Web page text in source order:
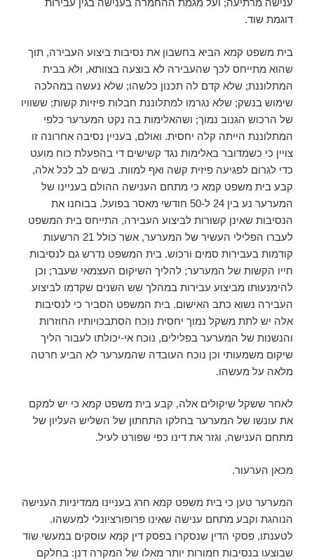
ענישה מרתיעה; ועל מגמת ההחמרה בענישה בגין עבירות
דוגמת שוד.
בית משפט קמא הביא בחשבון את נסיבות ביצוע העבירה, תוך
שהוא מתייחס לכך שהעבירה לא בוצעה בצוותא, ולא בבית
המתלוננת; שלא קדם לה תכנון כלשהו; שלא נעשה במהלכה
שימוש בנשק; שלא נגרמו למתלוננת חבלות פיזיות קשות; ששוויו
של הרכוש הגנוב נמוך; ושהאלימות בה נקט המערער כלפי
המתלוננת הייתה קלה יחסית. ואולם, בעניין נסיבה אחרונה זו
צויין כי כשמדובר באלימות נגד קשישים די בהפעלת כוח מועט
כדי לגרום לפגיעה פיזית קשה ואף למוות. בשים לב לכל אלה,
קבע בית משפט קמא כי מתחם הענישה ההולם בעניינו של
המערער נע בין 24 ל-50 חודשי מאסר בפועל. בבוחנו את
הנסיבות שאינן קשורות לביצוע העבירה, התייחס בית המשפט
לעברו הפלילי העשיר של המערער, אשר כולל 21 הרשעות
קודמות בעבירות סמים ורכוש. בית המשפט נדרש גם לנסיבות
חייו הקשות של המערער; להליך השיקום העצמאי שעבר; וכן
להימנעותו מביצוע עבירות במהלך שש השנים שקדמו לביצוע
העבירה נשוא כתב האישום. בית המשפט הסביר כי לנסיבות
אלה יש לתת משקל נמוך יחסית נוכח הסתבכויותיו החוזרות
והנשנות של המערער בפלילים, נוכח אי-יכולתו לעבור הליך
שיקום משמעותי וכן נוכח העובדה שהמערער לא הביע חרטה
מלאה על מעשהו.
לאחר ששקל שיקולים אלה, קבע בית משפט קמא כי יש למקם
את עונשו של המערער בחלקו התחתון של השליש העליון של
מתחם הענישה, וגזר את דינו כפי שפורט לעיל.
מכאן הערעור.
המערער טען כי בית משפט קמא חרג בעניינו ממדיניות הענישה
הנוהגת וקבע מתחם ענישה שאינו פרופורציונלי למעשהו.
לטענתו, פסקי הדין שנסקרו בפסק דין קמא עוסקים במעשי שוד
שבוצעו בנסיבות חמורות יותר מאלו של המקרה דנן: בחלקם